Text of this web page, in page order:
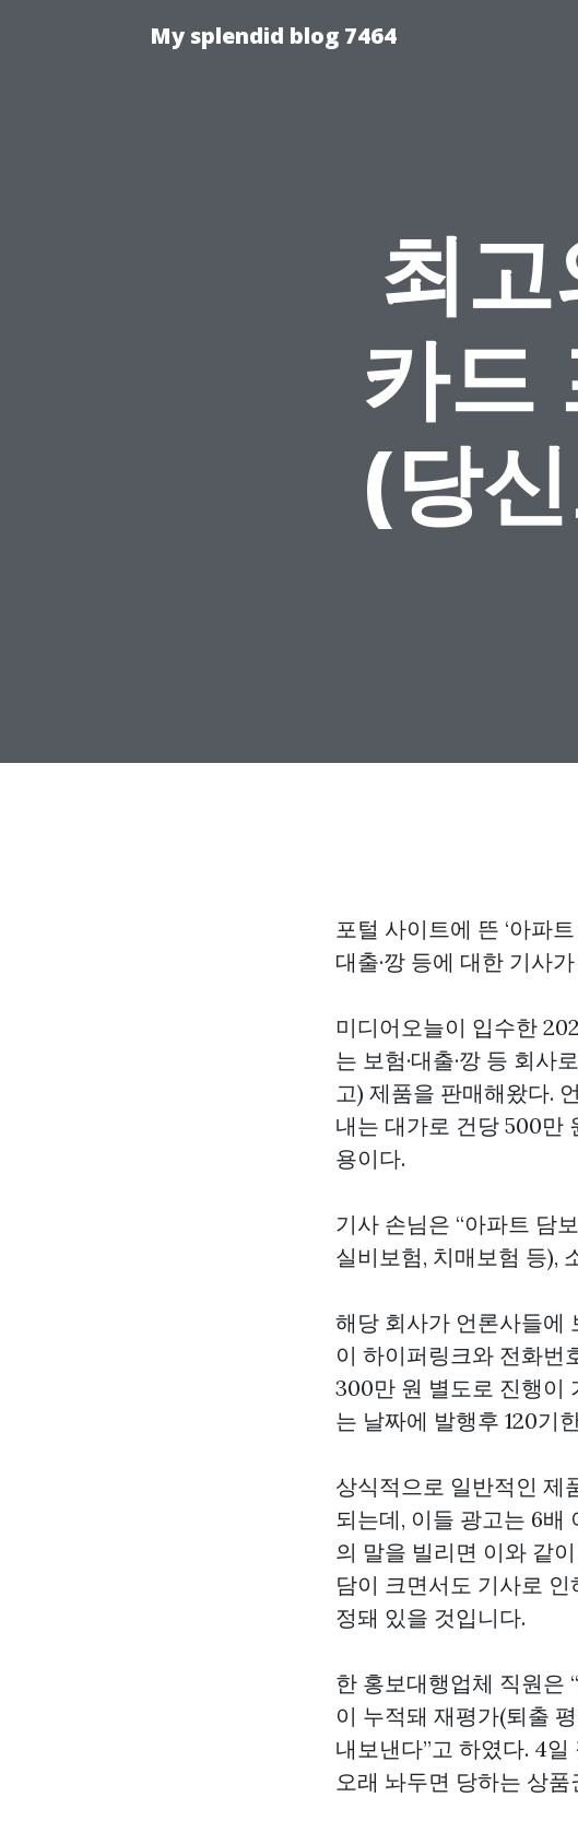
My splendid blog 7464
최
카드
(당
포털 사이트에 뜬 ‘아파
대출·깡 등에 대한 기사
미디어오늘이 입수한
는 보험·대출·깡 등 회
고) 제품을 판매해왔다.
내는 대가로 건당 500만
용이다.
기사 손님은 “아파트 담
실비보험, 치매보험 등),
해당 회사가 언론사들에
이 하이퍼링크와 전화번
300만 원 별도로 진행이
는 날짜에 발행후 120기
상식적으로 일반적인 제
되는데, 이들 광고는 6배
의 말을 빌리면 이와 같
담이 크면서도 기사로
정돼 있을 것입니다.
한 홍보대행업체 직원은
이 누적돼 재평가(퇴출
내보낸다”고 하였다. 4
오래 놔두면 당하는 상품